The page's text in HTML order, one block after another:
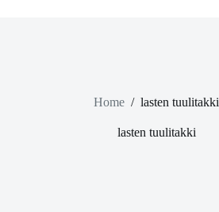
Home / lasten tuulitakki
lasten tuulitakki